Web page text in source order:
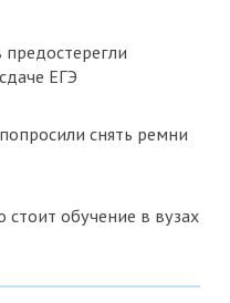
ЕГЭ
снять ремни
стоит обучение в вузах